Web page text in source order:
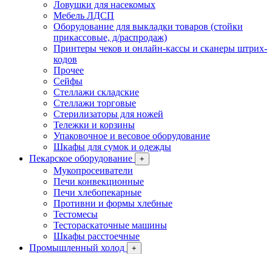
Ловушки для насекомых
Мебель ЛДСП
Оборудование для выкладки товаров (стойки
прикассовые, д/распродаж)
Принтеры чеков и онлайн-кассы и сканеры штрих-
кодов
Прочее
Сейфы
Стеллажи складские
Стеллажи торговые
Стерилизаторы для ножей
Тележки и корзины
Упаковочное и весовое оборудование
Шкафы для сумок и одежды
Пекарское оборудование
+
Мукопросеиватели
Печи конвекционные
Печи хлебопекарные
Противни и формы хлебные
Тестомесы
Тестораскаточные машины
Шкафы расстоечные
Промышленный холод
+